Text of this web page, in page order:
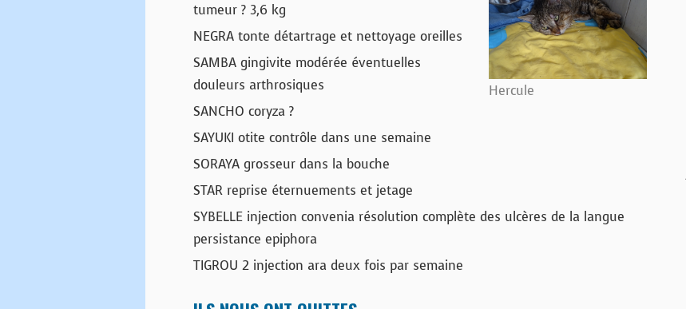
Hercule
tumeur ? 3,6 kg
NEGRA tonte détartrage et nettoyage oreilles
SAMBA gingivite modérée éventuelles
douleurs arthrosiques
SANCHO coryza ?
SAYUKI otite contrôle dans une semaine
SORAYA grosseur dans la bouche
STAR reprise éternuements et jetage
SYBELLE injection convenia résolution complète des ulcères de la langue
persistance epiphora
TIGROU 2 injection ara deux fois par semaine